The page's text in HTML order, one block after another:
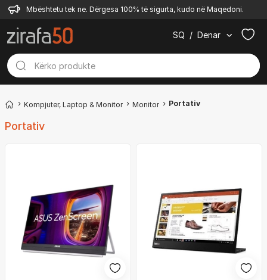
Mbështetu tek ne. Dërgesa 100% të sigurta, kudo në Maqedoni.
SQ / Denar
Kompjuter, Laptop & Monitor Monitor Portativ
Portativ